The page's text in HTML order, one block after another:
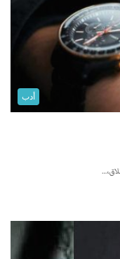
أدب